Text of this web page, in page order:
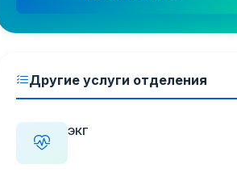
Другие услуги отделения
ЭКГ